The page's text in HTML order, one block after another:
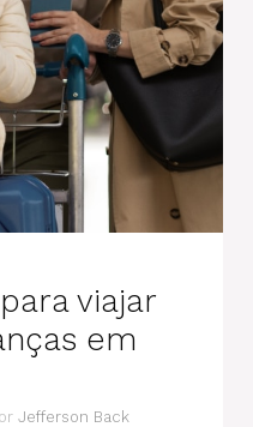
viajar
em
Jefferson Back